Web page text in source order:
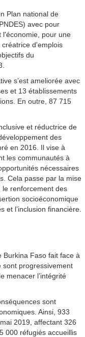
Plan national de
avec pour
l'économie, pour une
d'emplois
du
s’est ameliorée avec
et 13 établissements
En outre, 87 715
et réductrice de
des
en 2016. Il vise à
les communautés à
nécessaires
Cela passe par la mise
renforcement des
socioéconomique
et l’inclusion financière.
Burkina Faso fait face à
sont progressivement
menacer l’intégrité
sont
Ainsi, 933
2019, affectant 326
000 réfugiés accueillis